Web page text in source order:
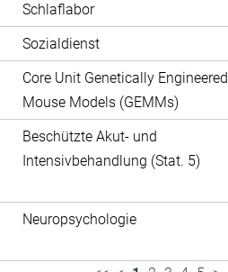
Schlaflabor
Sozialdienst
Core Unit Genetically Engineered
Mouse Models (GEMMs)
Beschützte Akut- und
Intensivbehandlung (Stat. 5)
Neuropsychologie